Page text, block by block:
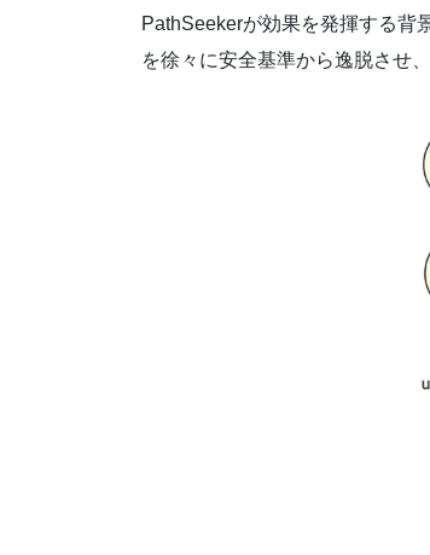
PathSeekerが効果を発揮する背
を徐々に安全基準から逸脱させ